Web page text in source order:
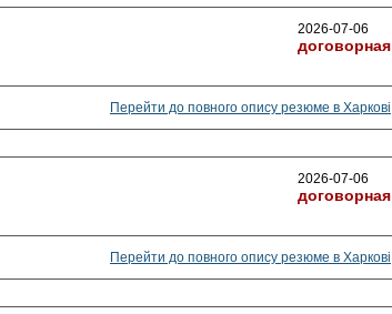
2026-07-06
договорная
Перейти до повного опису резюме в Харкові
2026-07-06
договорная
Перейти до повного опису резюме в Харкові